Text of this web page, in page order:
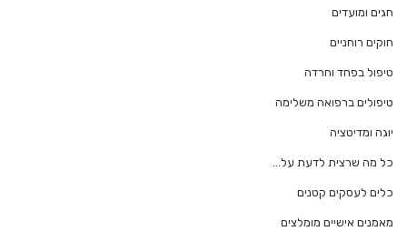
חגים ומועדים
חוקים רוחניים
טיפול בפחד וחרדה
טיפולים ברפואה משלימה
יוגה ומדיטציה
כל מה שרצית לדעת על…
כלים לעסקים קטנים
מאמנים אישיים מומלצים